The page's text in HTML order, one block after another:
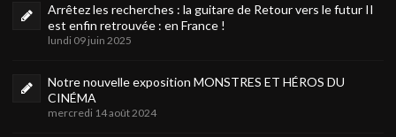
Arrêtez les recherches : la guitare de Retour vers le futur II
est enfin retrouvée : en France !
lundi 09 juin 2025
Notre nouvelle exposition MONSTRES ET HÉROS DU
CINÉMA
mercredi 14 août 2024